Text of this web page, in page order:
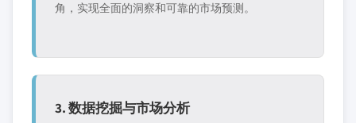
角，实现全面的洞察和可靠的市场预测。
3. 数据挖掘与市场分析